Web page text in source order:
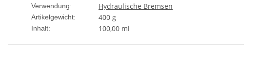
Verwendung: Hydraulische Bremsen
Artikelgewicht: 400 g
Inhalt: 100,00 ml